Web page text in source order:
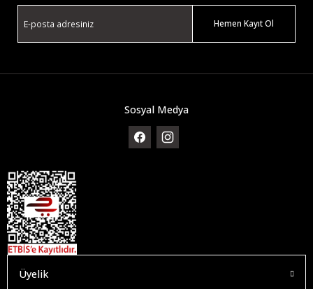
Hemen Kayıt Ol
Sosyal Medya
Üyelik